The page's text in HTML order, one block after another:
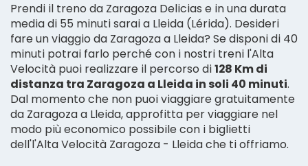
Prendi il treno da Zaragoza Delicias e in una durata
media di 55 minuti sarai a Lleida (Lérida). Desideri
fare un viaggio da Zaragoza a Lleida? Se disponi di 40
minuti potrai farlo perché con i nostri treni l'Alta
Velocità puoi realizzare il percorso di128 Km di
distanza tra Zaragoza a Lleida in soli 40 minuti.
Dal momento che non puoi viaggiare gratuitamente
da Zaragoza a Lleida, approfitta per viaggiare nel
modo più economico possibile con i biglietti
dell'l'Alta Velocità Zaragoza - Lleida che ti offriamo.